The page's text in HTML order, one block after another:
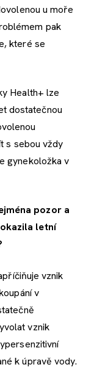
u moře
pak
které se
Health+ lze
dostatečnou
s sebou vždy
gynekoložka v
pozor a
letní
vznik
v
vznik
k úpravě vody.